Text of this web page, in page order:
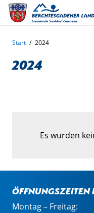
Start / 2024
2024
Es wurden
Öffnungszeiten
Montag – Freitag: